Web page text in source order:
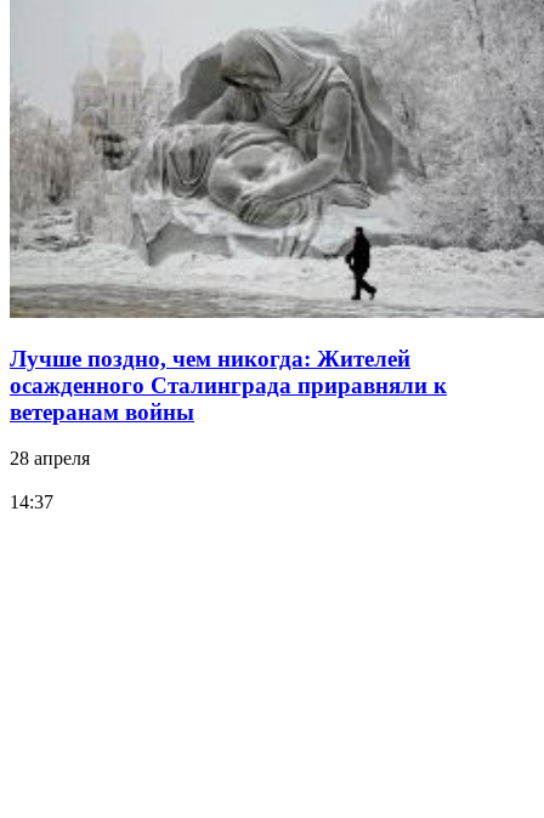
Лучше поздно, чем никогда: Жителей
осажденного Сталинграда приравняли к
ветеранам войны
28 апреля
14:37